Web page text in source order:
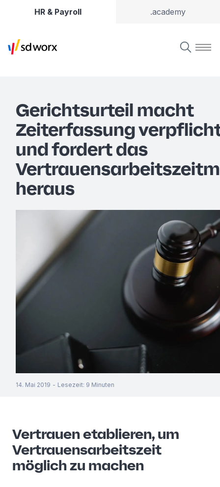
HR & Payroll .academy
Gerichtsurteil macht
Zeiterfassung
und fordert das
heraus
14. Mai 2019 - Lesezeit: 9 Minuten
Vertrauen etablieren, um
Vertrauensarbeitszeit
möglich zu machen